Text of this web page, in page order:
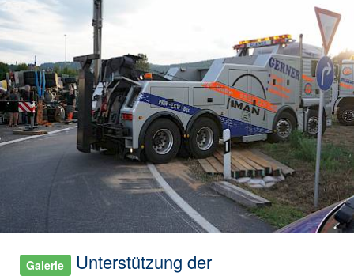
Galerie
Unterstützung der